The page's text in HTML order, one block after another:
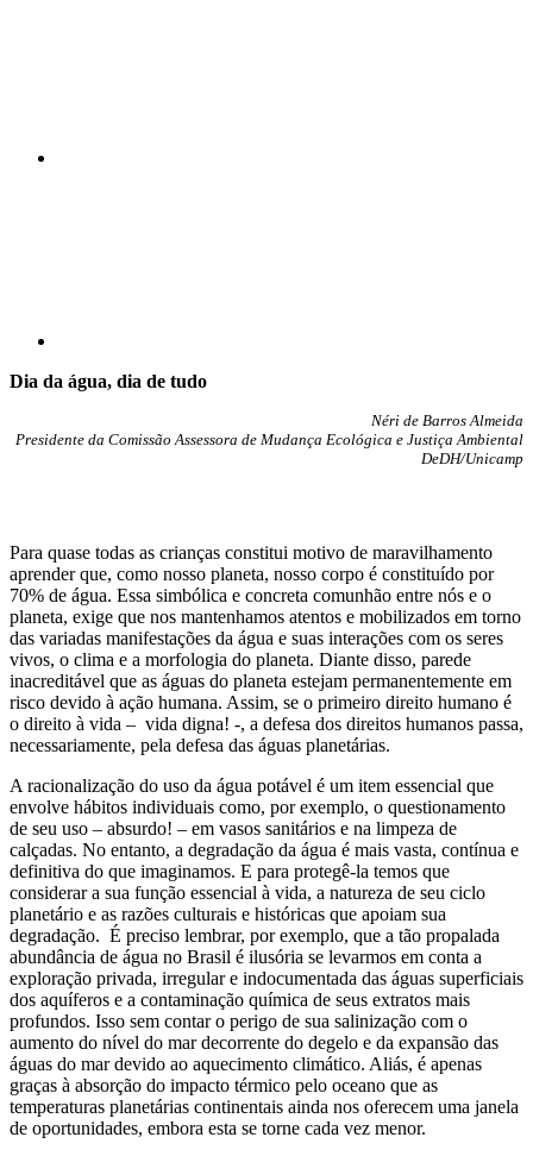
Dia da água, dia de tudo
Néri de Barros Almeida
Presidente da Comissão Assessora de Mudança Ecológica e Justiça Ambiental
DeDH/Unicamp
Para quase todas as crianças constitui motivo de maravilhamento
aprender que, como nosso planeta, nosso corpo é constituído por
70% de água. Essa simbólica e concreta comunhão entre nós e o
planeta, exige que nos mantenhamos atentos e mobilizados em torno
das variadas manifestações da água e suas interações com os seres
vivos, o clima e a morfologia do planeta. Diante disso, parede
inacreditável que as águas do planeta estejam permanentemente em
risco devido à ação humana. Assim, se o primeiro direito humano é
o direito à vida – vida digna! -, a defesa dos direitos humanos passa,
necessariamente, pela defesa das águas planetárias.
A racionalização do uso da água potável é um item essencial que
envolve hábitos individuais como, por exemplo, o questionamento
de seu uso – absurdo! – em vasos sanitários e na limpeza de
calçadas. No entanto, a degradação da água é mais vasta, contínua e
definitiva do que imaginamos. E para protegê-la temos que
considerar a sua função essencial à vida, a natureza de seu ciclo
planetário e as razões culturais e históricas que apoiam sua
degradação. É preciso lembrar, por exemplo, que a tão propalada
abundância de água no Brasil é ilusória se levarmos em conta a
exploração privada, irregular e indocumentada das águas superficiais
dos aquíferos e a contaminação química de seus extratos mais
profundos. Isso sem contar o perigo de sua salinização com o
aumento do nível do mar decorrente do degelo e da expansão das
águas do mar devido ao aquecimento climático. Aliás, é apenas
graças à absorção do impacto térmico pelo oceano que as
temperaturas planetárias continentais ainda nos oferecem uma janela
de oportunidades, embora esta se torne cada vez menor.